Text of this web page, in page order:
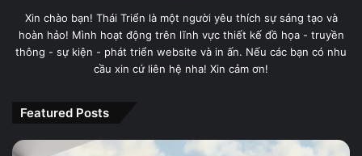
Xin chào bạn! Thái Triển là một người yêu thích sự sáng tạo và
hoàn hảo! Mình hoạt động trên lĩnh vực thiết kế đồ họa - truyền
thông - sự kiện - phát triển website và in ấn. Nếu các bạn có nhu
cầu xin cứ liên hệ nha! Xin cảm ơn!
Featured Posts
PANTONE